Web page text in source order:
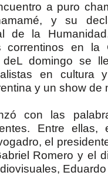
a puro
y su
de la
correntinos en la
domingo se
en cultura
y un show de
con las
Entre
el
Romero y el